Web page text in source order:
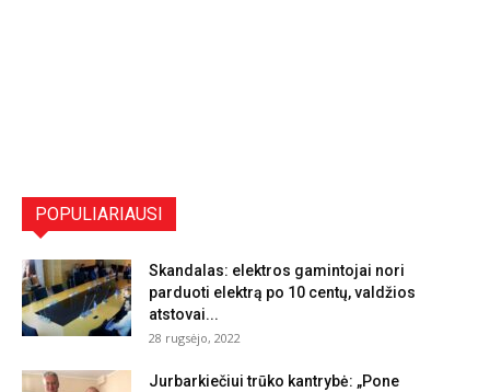
POPULIARIAUSI
Skandalas: elektros gamintojai nori
parduoti elektrą po 10 centų, valdžios
atstovai...
28 rugsėjo, 2022
Jurbarkiečiui trūko kantrybė: „Pone